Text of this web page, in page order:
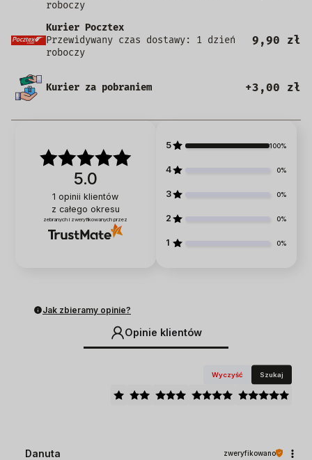
roboczy
Kurier Pocztex
Przewidywany czas dostawy: 1 dzień
roboczy
9,90 zł
Kurier za pobraniem +3,00 zł
5.0
1 opinii klientów
z całego okresu
zebranych i zweryfikowanych przez
5 100%
4 0%
3 0%
2 0%
1 0%
Jak zbieramy opinie?
Opinie klientów
Wyczyść Szukaj
Danuta zweryfikowano